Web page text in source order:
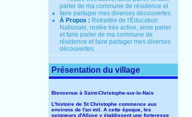
À Propos : Retraitée de l'Éducation
Nationale, restée très active, aime parler
et faire parler de ma commune de
résidence et faire partager mes diverses
découvertes.
Présentation du village
Bienvenue à Saint-Christophe-sur-le-Nais
L'histoire de St Christophe commence aux
environs de l'an mil. A cette époque, les
seigneurs d'Alluye y établissent une forteresse